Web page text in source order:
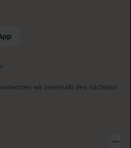
wir innerhalb des nächsten